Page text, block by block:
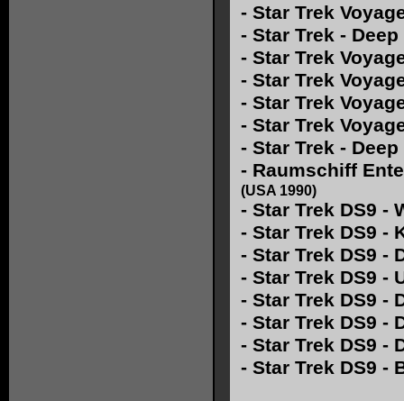
- Star Trek
- Star Trek -
- Star Trek
- Star Trek
- Star Trek
- Star Trek
- Star Trek -
- Raumschiff
(USA 1990)
- Star Trek DS9 -
- Star Trek DS9 -
- Star Trek DS9 -
- Star Trek DS9 -
- Star Trek DS9 -
- Star Trek DS9 -
- Star Trek DS9 -
- Star Trek DS9 -